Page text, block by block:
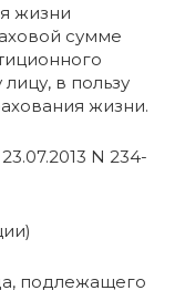
жизни
сумме
в пользу
жизни.
N 234-
подлежащего